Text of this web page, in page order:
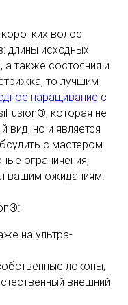
волос
длины исходных
а также состояния и
то лучшим
наращивание с
которая не
вид, но и является
с мастером
ограничения,
вашим ожиданиям.
на ультра-
локоны;
внешний